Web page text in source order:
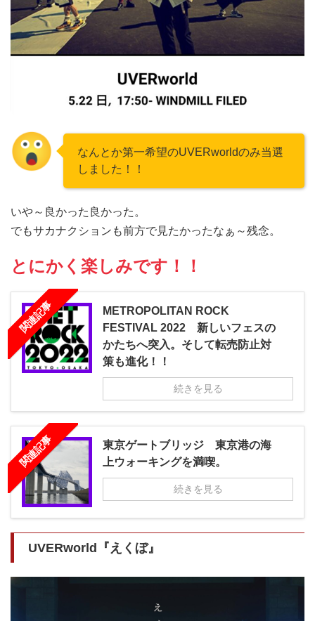
なんとか第一希望のUVERworldのみ当選
しました！！
いや～良かった良かった。
でもサカナクションも前方で見たかったなぁ～残念。
とにかく楽しみです！！
関連記事
METROPOLITAN ROCK
FESTIVAL 2022 新しいフェスの
かたちへ突入。そして転売防止対
策も進化！！
続きを見る
関連記事
東京ゲートブリッジ 東京港の海
上ウォーキングを満喫。
続きを見る
UVERworld『えくぼ』